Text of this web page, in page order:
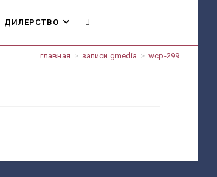
ДИЛЕРСТВО ПЕРЕКЛЮЧИТЬ
главная > записи gmedia > wcp-299